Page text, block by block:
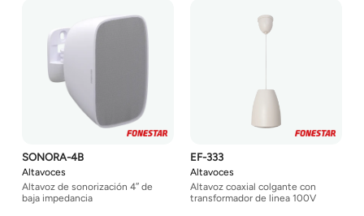
SONORA-4B
Altavoces
Altavoz de sonorización 4″ de
baja impedancia
EF-333
Altavoces
Altavoz coaxial colgante con
transformador de linea 100V